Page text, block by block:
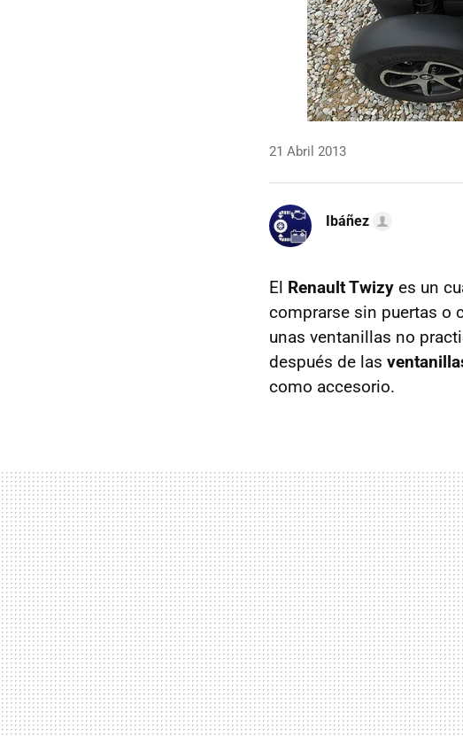
21 Abril 2013
Ibáñez
El Renault Twizy es un
comprarse sin puertas o
unas ventanillas no
después de las
como accesorio.